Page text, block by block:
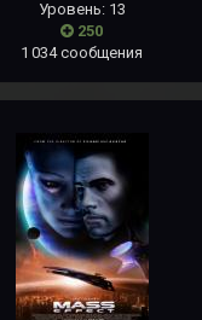
Уровень: 13
250
1 034 сообщения